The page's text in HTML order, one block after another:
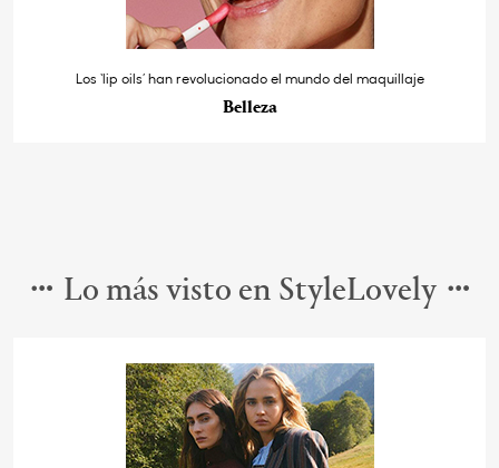
Los ‘lip oils’ han revolucionado el mundo del maquillaje
Belleza
Lo más visto en StyleLovely